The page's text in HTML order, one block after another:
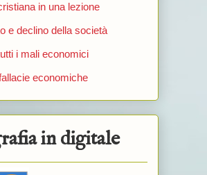
in una lezione
e declino della società
i mali economici
economiche
in digitale